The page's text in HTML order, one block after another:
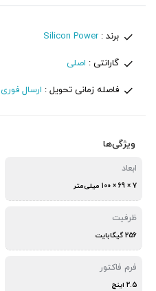
برند :Silicon Power
گارانتی : اصلی
فاصله زمانی تحویل : ارسال فوری
ویژگی‌ها
ابعاد
7 × 69 × 100 میلی‌متر
ظرفیت
256 گیگابایت
فرم فاکتور
2.5 اینچ